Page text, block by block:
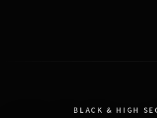
BLACK & HIGH